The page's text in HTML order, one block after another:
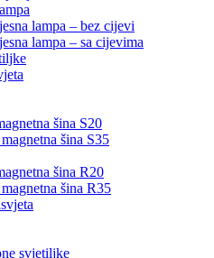
lampa – bez cijevi
lampa – sa cijevima
šina S20
šina S35
šina R20
šina R35
svjetiljke